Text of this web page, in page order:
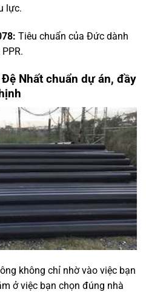
lực.
Tiêu chuẩn của Đức dành
Nhất chuẩn dự án, đầy
không chỉ nhờ vào việc bạn
ở việc bạn chọn đúng nhà